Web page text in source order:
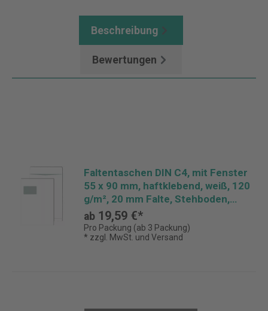
Beschreibung
Bewertungen
Faltentaschen DIN C4, mit Fenster
55 x 90 mm, haftklebend, weiß, 120
g/m², 20 mm Falte, Stehboden,
grauer Innendruck, Pack: 100 Stück
ab 19,59 €*
Pro Packung (ab 3 Packung)
* zzgl. MwSt. und Versand